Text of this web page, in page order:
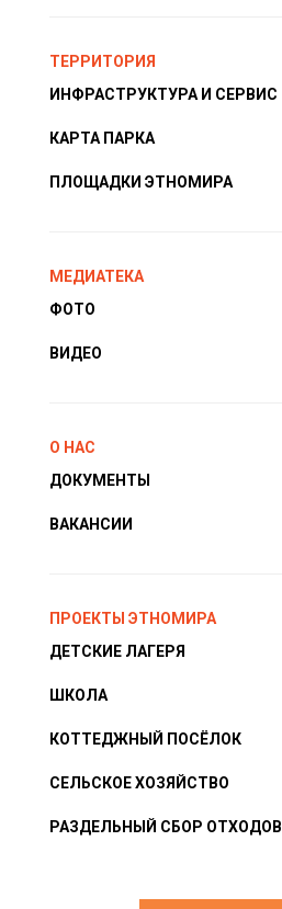
ТЕРРИТОРИЯ
ИНФРАСТРУКТУРА И СЕРВИС
КАРТА ПАРКА
ПЛОЩАДКИ ЭТНОМИРА
МЕДИАТЕКА
ФОТО
ВИДЕО
О НАС
ДОКУМЕНТЫ
ВАКАНСИИ
ПРОЕКТЫ ЭТНОМИРА
ДЕТСКИЕ ЛАГЕРЯ
ШКОЛА
КОТТЕДЖНЫЙ ПОСЁЛОК
СЕЛЬСКОЕ ХОЗЯЙСТВО
РАЗДЕЛЬНЫЙ СБОР ОТХОДОВ